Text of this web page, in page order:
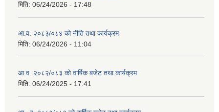
मिति: 06/24/2026 - 17:48
आ.व. २०८३/०८४ को नीति तथा कार्यक्रम
मिति: 06/24/2026 - 11:04
आ.व. २०८२/०८३ को वार्षिक बजेट तथा कार्यक्रम
मिति: 06/24/2025 - 17:41